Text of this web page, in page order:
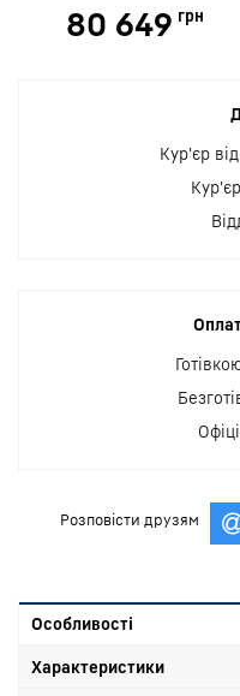
80 649 грн
Кур'єр
Розповісти друзям
Особливості
Характеристики